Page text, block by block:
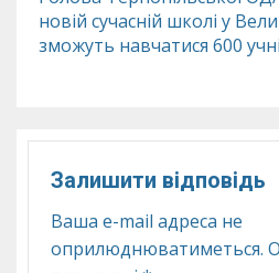
новій сучасній школі у
зможуть навчатися 600
Залишити відповідь
Ваша e-mail адреса не
оприлюднюватиметься.